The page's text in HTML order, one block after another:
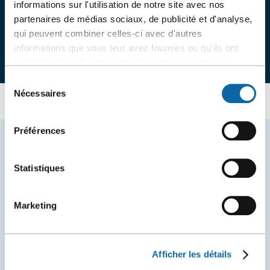
informations sur l'utilisation de notre site avec nos
partenaires de médias sociaux, de publicité et d'analyse,
qui peuvent combiner celles-ci avec d'autres
informations que vous leur avez fournies ou qu'ils ont
Sélection
Nécessaires
Préférences
Statistiques
Marketing
Afficher les détails
EXPLOREZ PLUS